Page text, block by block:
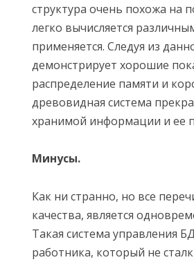
структура очень похожа на
легко вычисляется
применяется. Следуя из
демонстрирует хорошие
распределение памяти и
древовидная система
хранимой информации и ее
Минусы.
Как ни странно, но все
качества, является
Такая система управления
работника, который не